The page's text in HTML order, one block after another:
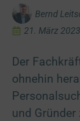
Bernd
21. März 2023
Der
ohnehin
und